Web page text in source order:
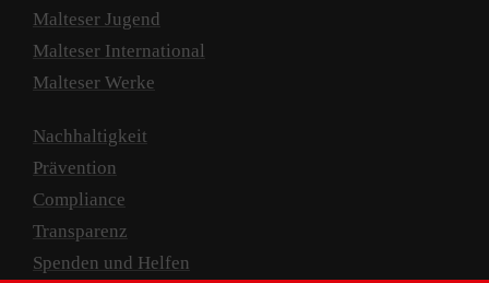
Malteser Jugend
Malteser International
Malteser Werke
Nachhaltigkeit
Prävention
Compliance
Transparenz
Spenden und Helfen